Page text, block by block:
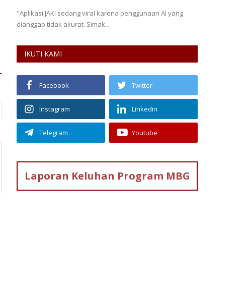
"Aplikasi JAKI sedang viral karena penggunaan AI yang
dianggap tidak akurat. Simak...
IKUTI KAMI
Facebook Twitter
Instagram Linkedin
Telegram Youtube
Laporan Keluhan Program MBG